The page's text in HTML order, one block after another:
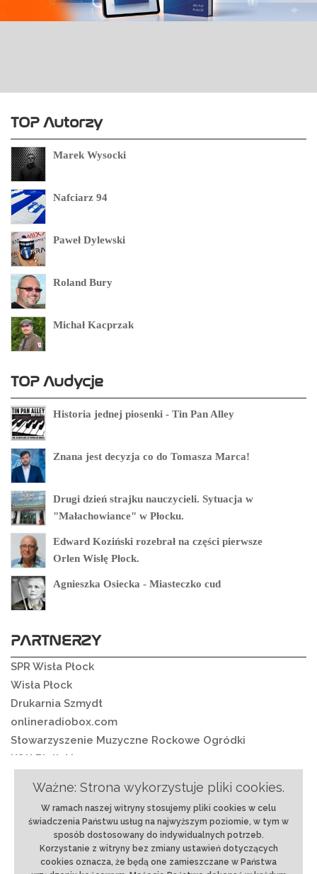
TOP Autorzy
Marek Wysocki
Nafciarz 94
Paweł Dylewski
Roland Bury
Michał Kacprzak
TOP Audycje
Historia jednej piosenki - Tin Pan Alley
Znana jest decyzja co do Tomasza Marca!
Drugi dzień strajku nauczycieli. Sytuacja w
"Małachowiance" w Płocku.
Edward Koziński rozebrał na części pierwsze
Orlen Wisłę Płock.
Agnieszka Osiecka - Miasteczko cud
PARTNERZY
SPR Wisła Płock
Wisła Płock
Drukarnia Szmydt
onlineradiobox.com
Stowarzyszenie Muzyczne Rockowe Ogródki
K&K Bielickie
Ważne: Strona wykorzystuje pliki cookies.
W ramach naszej witryny stosujemy pliki cookies w celu
świadczenia Państwu usług na najwyższym poziomie, w tym w
sposób dostosowany do indywidualnych potrzeb.
Korzystanie z witryny bez zmiany ustawień dotyczących
cookies oznacza, że będą one zamieszczane w Państwa
O nas|Regulamin|Ochrona danych|Reklama|
RSS|Kontakt
© 2018 rmixx.pl | Projekt i realizacja:Strony
internetowe Płock
- BLACREA.pl